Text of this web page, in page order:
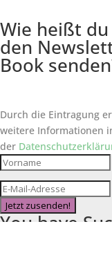
Wie heißt
den
Book
Durch die Eintragung
weitere Informationen
der
Jetzt zusenden!
You have